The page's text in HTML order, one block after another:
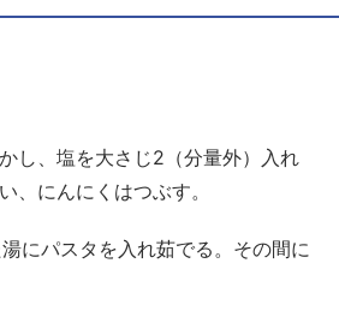
し、塩を大さじ2（分量外）入れ
、にんにくはつぶす。
にパスタを入れ茹でる。その間に